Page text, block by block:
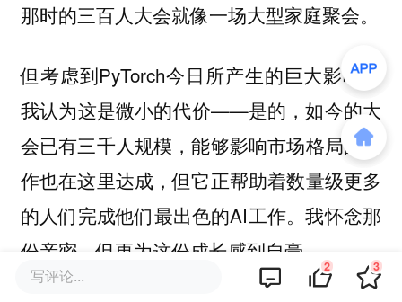
那时的三百人大会就像一场大型家庭聚会。
但考虑到PyTorch今日所产生的巨大影响，
我认为这是微小的代价——是的，如今的大
会已有三千人规模，能够影响市场格局的合
作也在这里达成，但它正帮助着数量级更多
的人们完成他们最出色的AI工作。我怀念那
份亲密，但更为这份成长感到自豪。
写评论... 2 3